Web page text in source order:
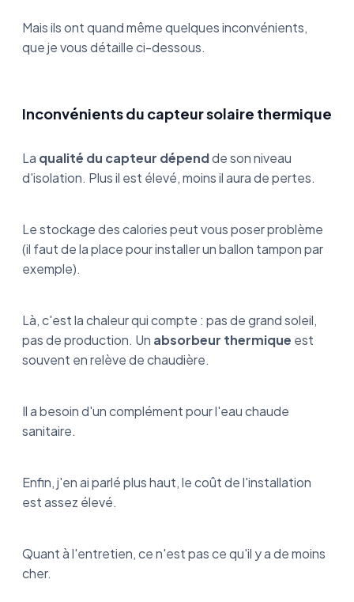
Mais ils ont quand même quelques inconvénients,
que je vous détaille ci-dessous.
Inconvénients du capteur solaire thermique
La qualité du capteur dépendde son niveau
d'isolation. Plus il est élevé, moins il aura de pertes.
Le stockage des calories peut vous poser problème
(il faut de la place pour installer un ballon tampon par
exemple).
Là, c'est la chaleur qui compte : pas de grand soleil,
pas de production. Un absorbeur thermique est
souvent en relève de chaudière.
Il a besoin d'un complément pour l'eau chaude
sanitaire.
Enfin, j'en ai parlé plus haut, le coût de l'installation
est assez élevé.
Quant à l'entretien, ce n'est pas ce qu'il y a de moins
cher.